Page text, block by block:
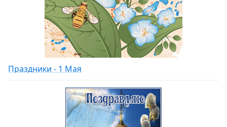
Праздники - 1 Мая